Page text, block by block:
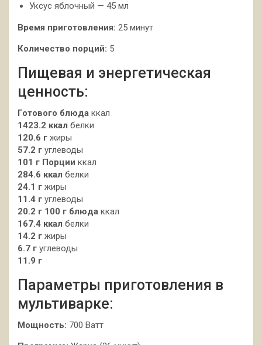
Уксус яблочный — 45 мл
Время приготовления: 25 минут
Количество порций: 5
Пищевая и энергетическая
ценность:
Готового блюда ккал
1423.2 ккал белки
120.6 г жиры
57.2 г углеводы
101 г Порции ккал
284.6 ккал белки
24.1 г жиры
11.4 г углеводы
20.2 г 100 г блюда ккал
167.4 ккал белки
14.2 г жиры
6.7 г углеводы
11.9 г
Параметры приготовления в
мультиварке:
Мощность: 700 Ватт